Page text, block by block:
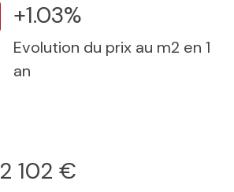
+1.03%
Evolution du prix au m2 en 1
an
2 102 €